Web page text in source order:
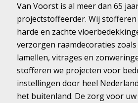
Van Voorst is al meer dan 65
projectstoffeerder. Wij
harde en zachte
verzorgen raamdecoraties
lamellen, vitrages en
stofferen we projecten voor
instellingen door heel
het buitenland. De zorg voor